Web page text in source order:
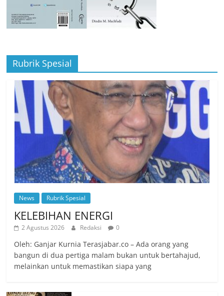
Rubrik Spesial
News Rubrik Spesial
KELEBIHAN ENERGI
2 Agustus 2026 Redaksi 0
Oleh: Ganjar Kurnia Terasjabar.co – Ada orang yang
bangun di dua pertiga malam bukan untuk bertahajud,
melainkan untuk memastikan siapa yang